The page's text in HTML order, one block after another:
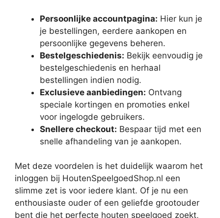
Persoonlijke accountpagina: Hier kun je
je bestellingen, eerdere aankopen en
persoonlijke gegevens beheren.
Bestelgeschiedenis: Bekijk eenvoudig je
bestelgeschiedenis en herhaal
bestellingen indien nodig.
Exclusieve aanbiedingen: Ontvang
speciale kortingen en promoties enkel
voor ingelogde gebruikers.
Snellere checkout: Bespaar tijd met een
snelle afhandeling van je aankopen.
Met deze voordelen is het duidelijk waarom het
inloggen bij HoutenSpeelgoedShop.nl een
slimme zet is voor iedere klant. Of je nu een
enthousiaste ouder of een geliefde grootouder
bent die het perfecte houten speelgoed zoekt,